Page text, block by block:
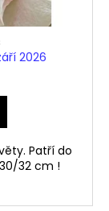
2026
Patří do
32 cm !